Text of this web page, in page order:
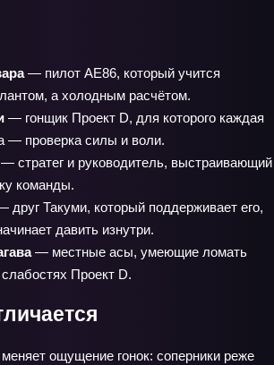
— пилот AE86, который учится
а холодным расчётом.
— гонщик Проект D, для которого каждая
— проверка силы и воли.
— стратег и руководитель, выстраивающий
команды.
друг Такуми, который поддерживает его,
давить изнутри.
— местные асы, умеющие ломать
Проект D.
ощущение гонок: соперники реже